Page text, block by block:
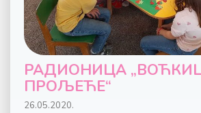
РАДИОНИЦА
ПРОЉЕЋЕ“
26.05.2020.